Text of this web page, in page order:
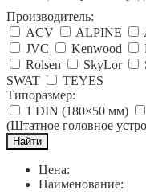
Производитель:
ACV
ALPINE
JVC
Kenwood
Rolsen
SkyLor
SWAT
TEYES
Типоразмер:
1 DIN (180×50 мм)
(Штатное головное
Цена:
Наименование: